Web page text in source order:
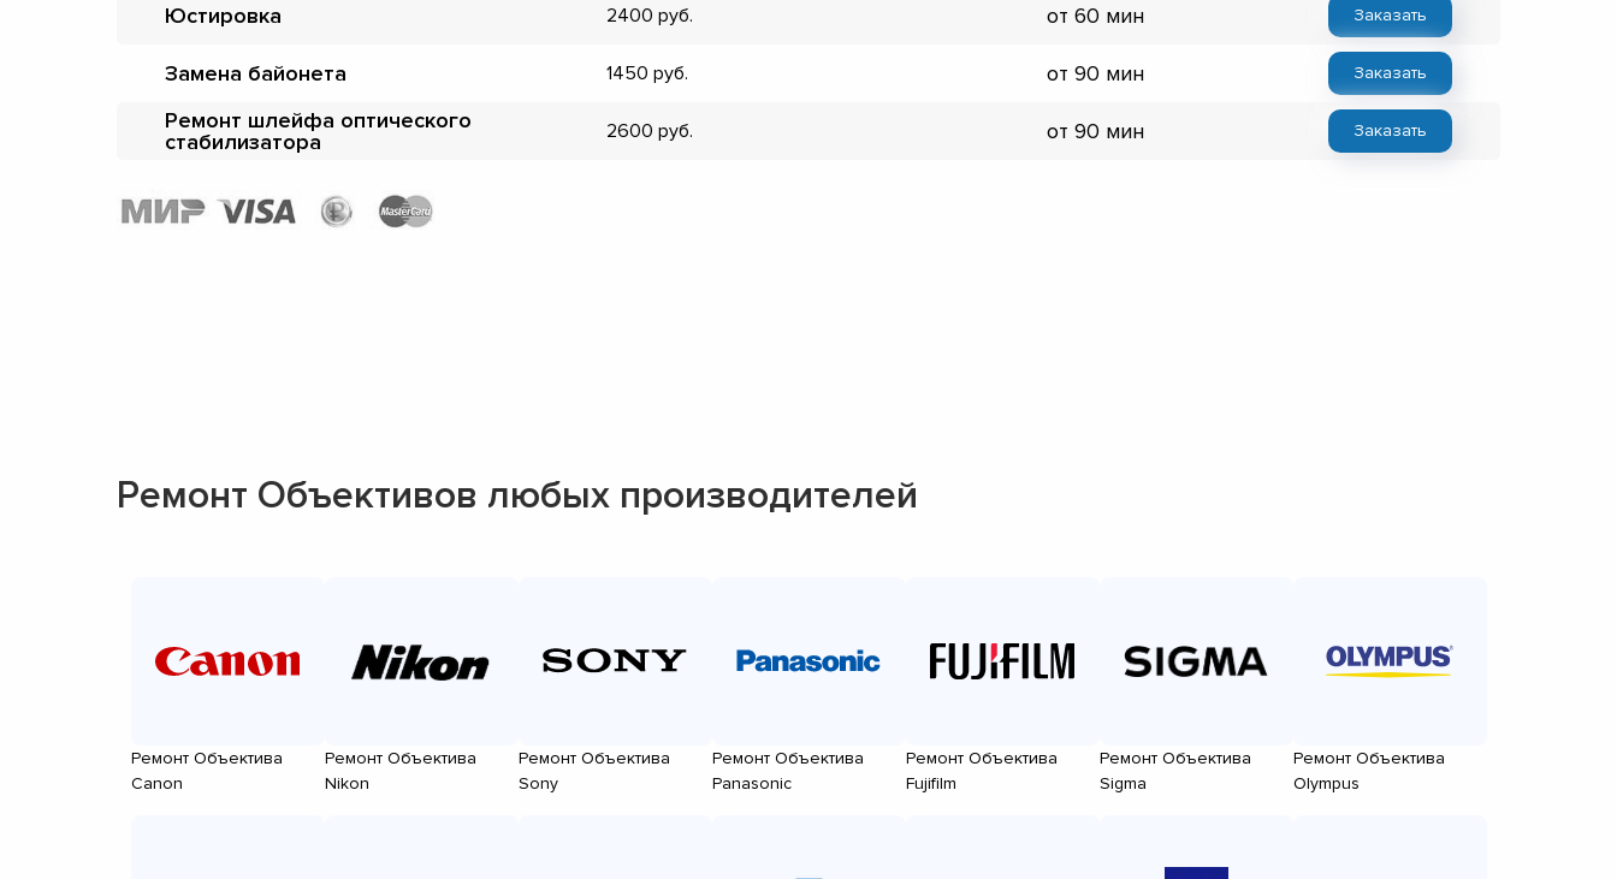
Юстировка 2400 от 60 мин Заказать
Замена байонета 1450 от 90 мин Заказать
Ремонт шлейфа оптического
стабилизатора
2600 от 90 мин Заказать
Ремонт Объективов любых производителей
Ремонт Объектива
Canon
Ремонт Объектива
Nikon
Ремонт Объектива
Sony
Ремонт Объектива
Panasonic
Ремонт Объектива
Fujifilm
Ремонт Объектива
Sigma
Ремонт Объектива
Olympus